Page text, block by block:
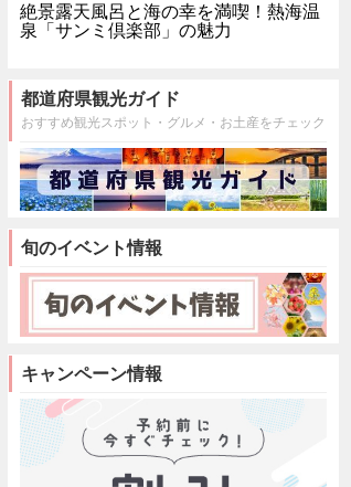
絶景露天風呂と海の幸を満喫！熱海温
泉「サンミ倶楽部」の魅力
都道府県観光ガイド
おすすめ観光スポット・グルメ・お土産をチェック
旬のイベント情報
キャンペーン情報